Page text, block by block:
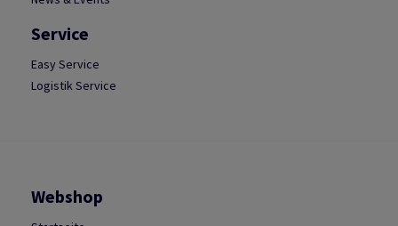
Service
Easy Service
Logistik Service
Webshop